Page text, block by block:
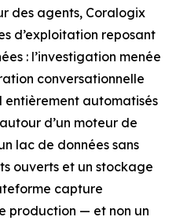
des agents, Coralogix
d’exploitation reposant
: l’investigation menée
conversationnelle
entièrement automatisés
d’un moteur de
lac de données sans
ouverts et un stockage
capture
production — et non un